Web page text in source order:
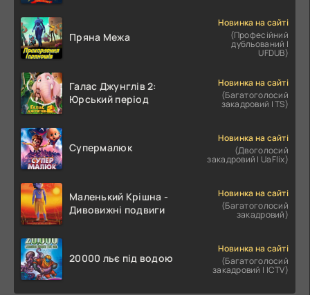
Пряна Межа
Новинка на сайті
(Професійний
дубльований |
UFDUB)
Галас Джунглів 2:
Юрський період
Новинка на сайті
(Багатоголосий
закадровий | TS)
Супермалюк
Новинка на сайті
(Двоголосий
закадровий | UaFlix)
Маленький Крішна -
Дивовижні подвиги
Новинка на сайті
(Багатоголосий
закадровий)
20000 льє під водою
Новинка на сайті
(Багатоголосий
закадровий | ICTV)